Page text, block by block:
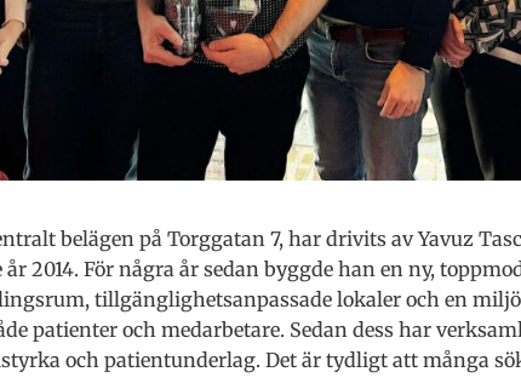
belägen på Torggatan 7, har drivits av Yavuz
2014. För några år sedan byggde han en ny,
tillgänglighetsanpassade lokaler och en
patienter och medarbetare. Sedan dess har
och patientunderlag. Det är tydligt att många